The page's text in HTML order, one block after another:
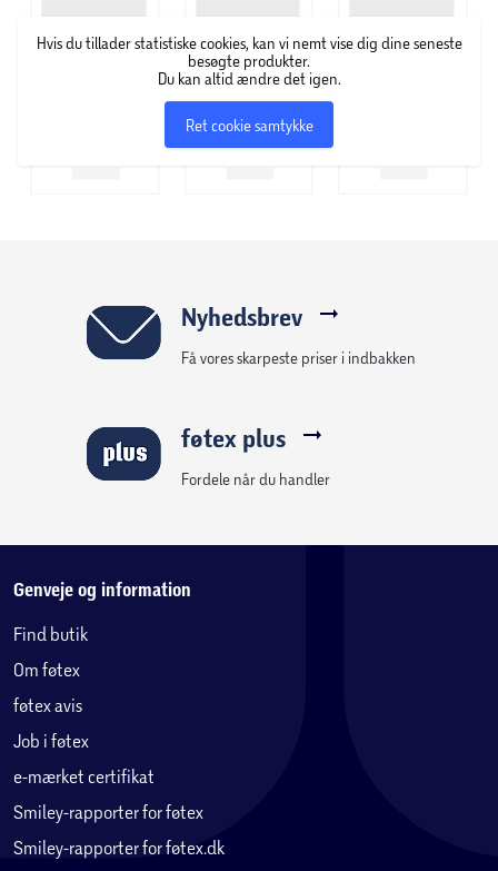
Hvis du tillader statistiske cookies, kan vi nemt vise dig dine seneste
besøgte produkter.
Du kan altid ændre det igen.
Ret cookie samtykke
Nyhedsbrev
Få vores skarpeste priser i indbakken
føtex plus
Fordele når du handler
Genveje og information
Find butik
Om føtex
føtex avis
Job i føtex
e-mærket certifikat
Smiley-rapporter for føtex
Smiley-rapporter for føtex.dk